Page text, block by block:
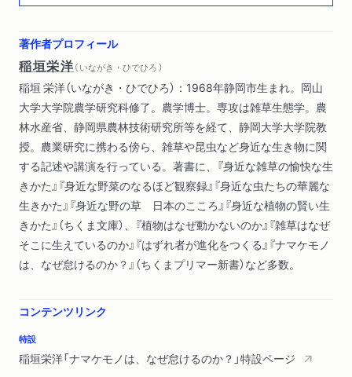
花と昆虫のかけひき
すべては受粉のために
植物を老化させるホルモン
紅葉が赤く染まる理由
植物の冬の過ごし方
植物が出すフィトンチッド
現代に残る古代植物
緑の惑星を作った植物の素顔
著作者プロフィール
稲垣栄洋（ いながき・ひでひろ ）
稲垣 栄洋（いながき・ひでひろ）：1968年静岡市生まれ。岡山
大学大学院農学研究科修了。農学博士。専攻は雑草生態学。農
林水産省、静岡県農林技術研究所等を経て、静岡大学大学院教
授。農業研究に携わる傍ら、雑草や昆虫など身近な生き物に関
する記述や講演を行っている。著書に、『身近な雑草の愉快な生
きかた』『身近な野菜のなるほど観察録』『身近な虫たちの華麗な
生きかた』『身近な野の草 日本のこころ』『身近な植物の賢い生
きかた』（ちくま文庫）、『植物はなぜ動かないのか』『雑草はなぜ
そこに生えているのか』『はずれ者が進化をつくる』『ナマケモノ
は、なぜ怠けるのか？』（ちくまプリマー新書）など多数。
コンテンツリンク
特設
稲垣栄洋「ナマケモノは、なぜ怠けるのか？」特設ページ